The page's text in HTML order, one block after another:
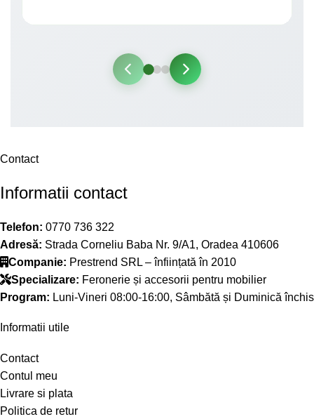
Contact
Informatii contact
Telefon: 0770 736 322
Adresă: Strada Corneliu Baba Nr. 9/A1, Oradea 410606
Companie: Prestrend SRL – înființată în 2010
Specializare: Feronerie și accesorii pentru mobilier
Program: Luni-Vineri 08:00-16:00, Sâmbătă și Duminică închis
Informatii utile
Contact
Contul meu
Livrare si plata
Politica de retur